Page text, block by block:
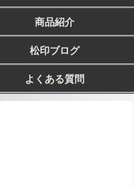
商品紹介
松印ブログ
よくある質問